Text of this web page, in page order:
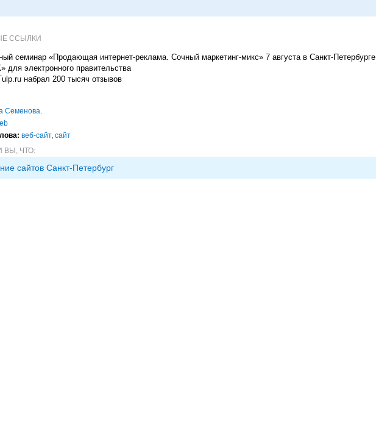
ССЫЛКИ
семинар «Продающая интернет-реклама. Сочный маркетинг-микс» 7 августа в Санкт-Петербурге
для электронного правительства
набрал 200 тысяч отзывов
Семенова.
веб-сайт, сайт
ВЫ, ЧТО:
сайтов Санкт-Петербург